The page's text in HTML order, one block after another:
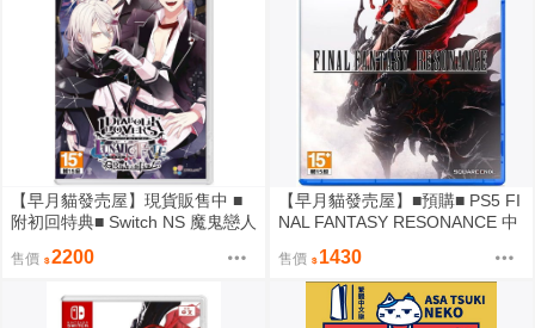
【早月貓發売屋】現貨販售中 ■
附初回特典■ Switch NS 魔鬼戀人
版
售價 2200
【早月貓發売屋】■預購■ PS5 FI
NAL FANTASY RESONANCE 中
鳴
售價 1430